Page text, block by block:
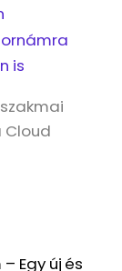
is
Cloud
Egy új és